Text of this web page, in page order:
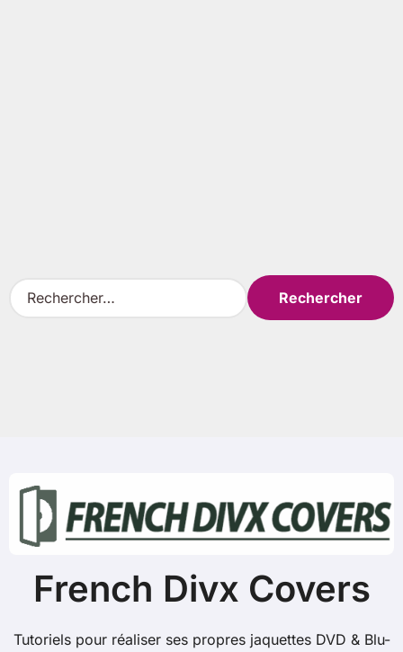
R
e
French Divx Covers
Tutoriels pour réaliser ses propres jaquettes DVD & Blu-